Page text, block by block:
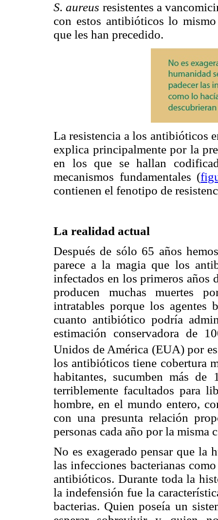
S. aureus resistentes a
con estos antibióticos lo
que les han precedido.
La resistencia a los antibióticos
explica principalmente por la
en los que se hallan
mecanismos fundamentales (
contienen el fenotipo de
La realidad actual
Después de sólo 65 años
parece a la magia que los
infectados en los primeros años
producen muchas muertes
intratables porque los agentes
cuanto antibiótico podría
estimación conservadora de
Unidos de América (EUA) por
los antibióticos tiene cobertura
habitantes, sucumben más de
terriblemente facultados para
hombre, en el mundo entero,
con una presunta relación
personas cada año por la misma
No es exagerado pensar que la
las infecciones bacterianas
antibióticos. Durante toda la
la indefensión fue la
bacterias. Quien poseía un